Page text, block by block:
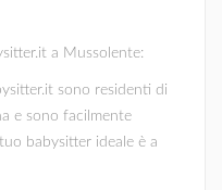
a Mussolente:
sono residenti di
e sono facilmente
babysitter ideale è a